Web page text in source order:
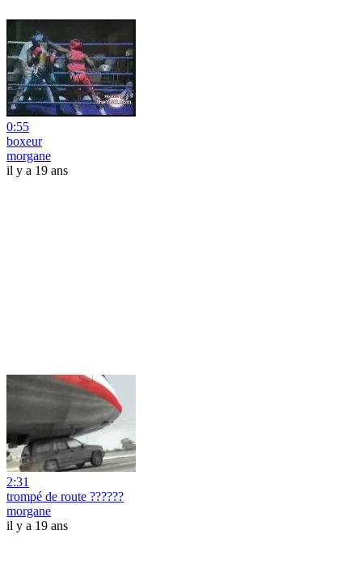
0:55
boxeur
morgane
il y a 19 ans
2:31
trompé de route ??????
morgane
il y a 19 ans